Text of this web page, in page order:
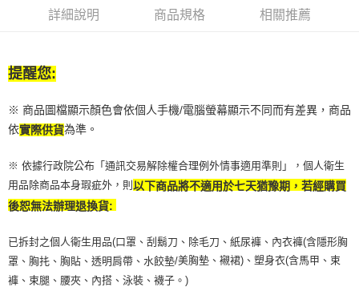
易，需依本服務之必要範圍內提供個人資料，並將交易相關給付款項請求債
權轉讓予恩沛科技股份有限公司。
３．未成年的使用者請事先徵得法定代理人或監護人之同意方可使用
「AFTEE先享後付」，若未經同意申辦者引起之損失，本公司不負相關責
４．使用「AFTEE先享後付」時，將依據個別帳號之用戶狀況，依本公司即
時審查核予不同之上限額度；若仍有額度不足之情形，本公司將視審查結果
請求用戶進行身份認證。
恩沛科技股份有限公司將有權停止該用戶之使用額度並採取法律行動。
付款後7-11取貨
宅配(本島)
付款後寶雅門市自取(由倉庫統一出貨)
詳細說明 商品規格 相關推薦
提醒您:
※ 商品圖檔顯示顏色會依個人手機/電腦螢幕顯示不同而有差異，商品
依實際供貨為準。
※ 依據行政院公布「通訊交易解除權合理例外情事適用準則」，個人衛生
用品除商品本身瑕疵外，則 以下商品將不適用於七天猶豫期，若經購買
後恕無法辦理退換貨:
已拆封之個人衛生用品(口罩、刮鬍刀、除毛刀、紙尿褲、內衣褲(含隱形胸
罩、胸扥、胸貼、透明肩帶、水餃墊/美胸墊、襯裙)、塑身衣(含馬甲、束
褲、束腿、腰夾、內搭、泳裝、襪子。)